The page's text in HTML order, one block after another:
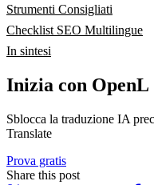
Strumenti Consigliati
Checklist SEO Multilingue
In sintesi
Inizia con OpenL
Sblocca la traduzione IA
Translate
Prova gratis
Share this post